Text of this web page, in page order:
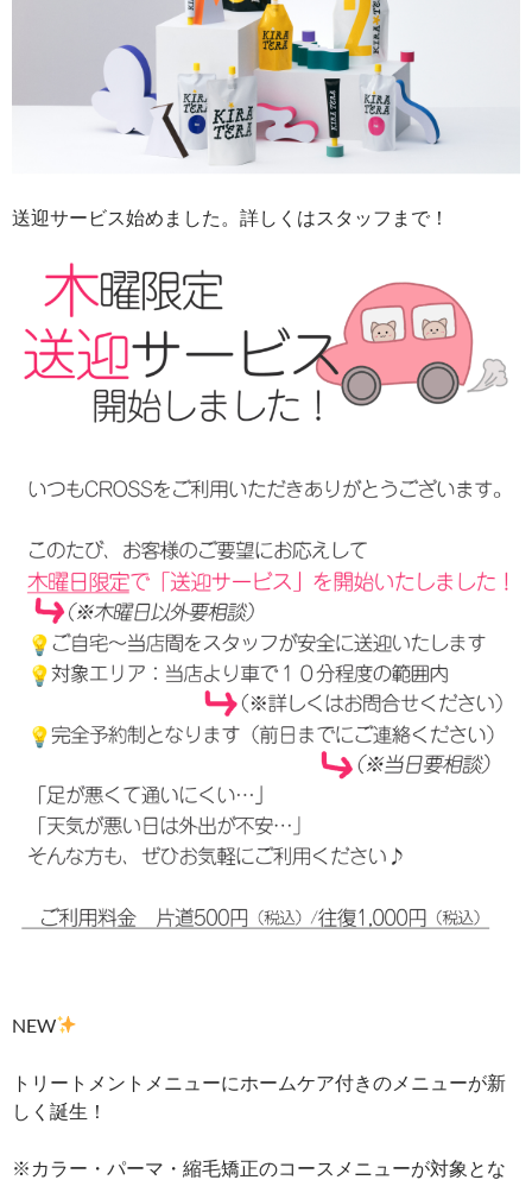
送迎サービス始めました。詳しくはスタッフまで！
NEW
トリートメントメニューにホームケア付きのメニューが新
しく誕生！
※カラー・パーマ・縮毛矯正のコースメニューが対象とな